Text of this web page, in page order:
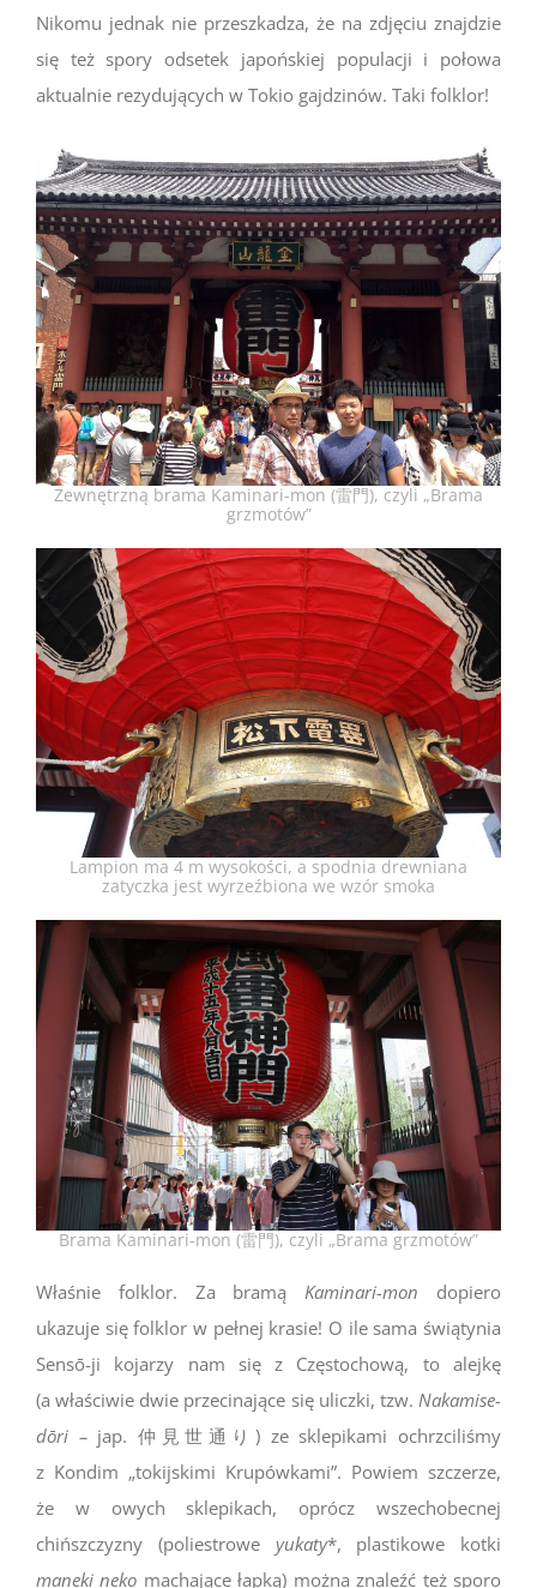
Nikomu jednak nie przeszkadza, że na zdjęciu znajdzie
się też spory odsetek japońskiej populacji i połowa
aktualnie rezydujących w Tokio gajdzinów. Taki folklor!
Zewnętrzną brama Kaminari-mon (雷門), czyli „Brama
grzmotów”
Lampion ma 4 m wysokości, a spodnia drewniana
zatyczka jest wyrzeźbiona we wzór smoka
Brama Kaminari-mon (雷門), czyli „Brama grzmotów”
Właśnie folklor. Za bramąKaminari-mon dopiero
ukazuje się folklor w pełnej krasie! O ile sama świątynia
Sensō-ji kojarzy nam się z Częstochową, to alejkę
(a właściwie dwie przecinające się uliczki, tzw. Nakamise-
dōri – jap. 仲見世通り) ze sklepikami ochrzciliśmy
z Kondim „tokijskimi Krupówkami”. Powiem szczerze,
że w owych sklepikach, oprócz wszechobecnej
chińszczyzny (poliestrowe yukaty*, plastikowe kotki
maneki neko machające łapką) można znaleźć też sporo